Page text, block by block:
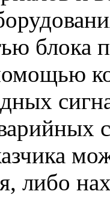
блока
либо